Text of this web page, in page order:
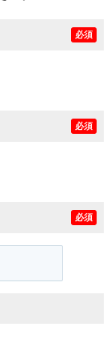
必須
必須
必須